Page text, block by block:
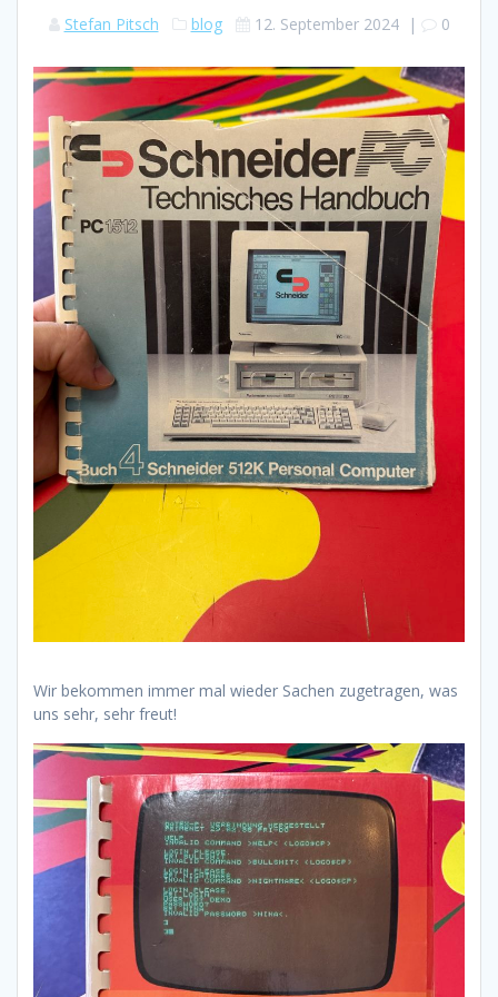
Stefan Pitsch blog 12. September 2024| 0
Wir bekommen immer mal wieder Sachen zugetragen, was
uns sehr, sehr freut!